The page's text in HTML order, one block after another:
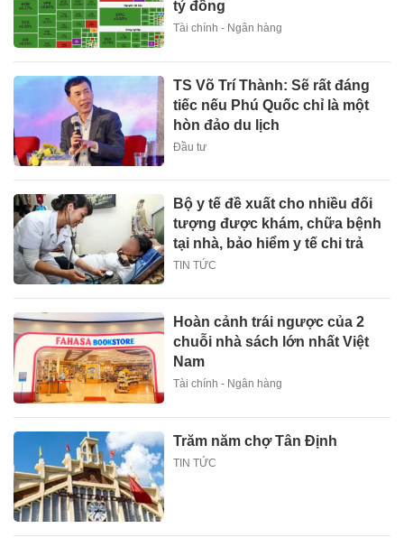
tỷ đồng
Tài chính - Ngân hàng
TS Võ Trí Thành: Sẽ rất đáng
tiếc nếu Phú Quốc chỉ là một
hòn đảo du lịch
Đầu tư
Bộ y tế đề xuất cho nhiều đối
tượng được khám, chữa bệnh
tại nhà, bảo hiểm y tế chi trả
TIN TỨC
Hoàn cảnh trái ngược của 2
chuỗi nhà sách lớn nhất Việt
Nam
Tài chính - Ngân hàng
Trăm năm chợ Tân Định
TIN TỨC